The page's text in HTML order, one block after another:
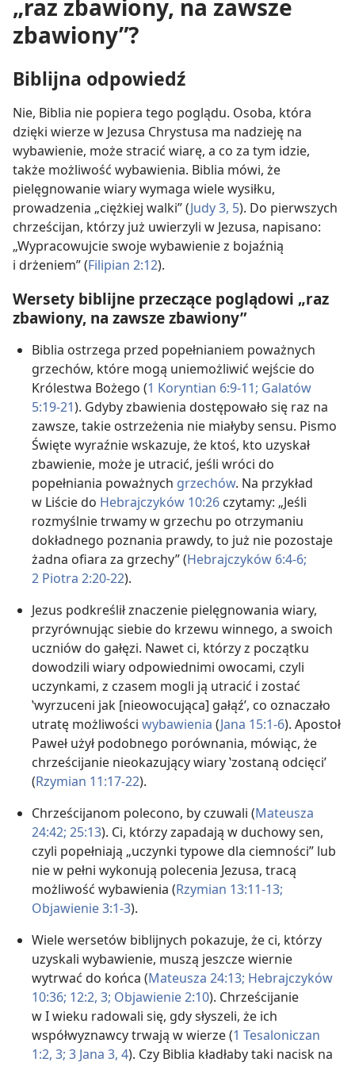
„raz zbawiony, na zawsze
zbawiony”?
Biblijna odpowiedź
Nie, Biblia nie popiera tego poglądu. Osoba, która
dzięki wierze w Jezusa Chrystusa ma nadzieję na
wybawienie, może stracić wiarę, a co za tym idzie,
także możliwość wybawienia. Biblia mówi, że
pielęgnowanie wiary wymaga wiele wysiłku,
prowadzenia „ciężkiej walki” ​(Judy 3, 5). Do pierwszych
chrześcijan, którzy już uwierzyli w Jezusa, napisano:
„Wypracowujcie swoje wybawienie z bojaźnią
i drżeniem” ​(Filipian 2:12).
Wersety biblijne przeczące poglądowi „raz
zbawiony, na zawsze zbawiony”
Biblia ostrzega przed popełnianiem poważnych
grzechów, które mogą uniemożliwić wejście do
Królestwa Bożego (1 Koryntian 6:9-11; Galatów
5:19-21). Gdyby zbawienia dostępowało się raz na
zawsze, takie ostrzeżenia nie miałyby sensu. Pismo
Święte wyraźnie wskazuje, że ktoś, kto uzyskał
zbawienie, może je utracić, jeśli wróci do
popełniania poważnych grzechów. Na przykład
w Liście do Hebrajczyków 10:26 czytamy: „Jeśli
rozmyślnie trwamy w grzechu po otrzymaniu
dokładnego poznania prawdy, to już nie pozostaje
żadna ofiara za grzechy” ​(Hebrajczyków 6:4-6;
2 Piotra 2:20-22).
Jezus podkreślił znaczenie pielęgnowania wiary,
przyrównując siebie do krzewu winnego, a swoich
uczniów do gałęzi. Nawet ci, którzy z początku
dowodzili wiary odpowiednimi owocami, czyli
uczynkami, z czasem mogli ją utracić i zostać
‛wyrzuceni jak [nieowocująca] gałąź’, co oznaczało
utratę możliwości wybawienia (Jana 15:1-6). Apostoł
Paweł użył podobnego porównania, mówiąc, że
chrześcijanie nieokazujący wiary ‛zostaną odcięci’
(Rzymian 11:17-22).
Chrześcijanom polecono, by czuwali (Mateusza
24:42; 25:13). Ci, którzy zapadają w duchowy sen,
czyli popełniają „uczynki typowe dla ciemności” lub
nie w pełni wykonują polecenia Jezusa, tracą
możliwość wybawienia (Rzymian 13:11-13;
Objawienie 3:1-3).
Wiele wersetów biblijnych pokazuje, że ci, którzy
uzyskali wybawienie, muszą jeszcze wiernie
wytrwać do końca (Mateusza 24:13; Hebrajczyków
10:36; 12:2, 3; Objawienie 2:10). Chrześcijanie
w I wieku radowali się, gdy słyszeli, że ich
współwyznawcy trwają w wierze (1 Tesaloniczan
1:2, 3; 3 Jana 3, 4). Czy Biblia kładłaby taki nacisk na